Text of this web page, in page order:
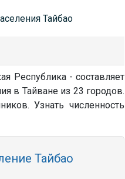
Тайбао
Республика - составляет
в Тайване из 23 городов.
Узнать численность
Тайбао